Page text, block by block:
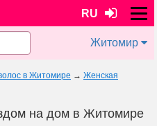
RU
Житомир
в Житомире → Женская
на дом в Житомире